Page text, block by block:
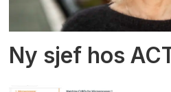
Ny sjef hos